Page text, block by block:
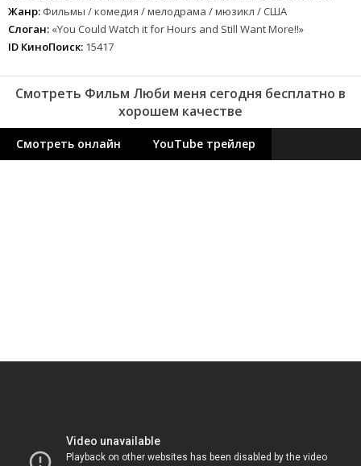
Жанр: Фильмы / комедия / мелодрама / мюзикл / США
Слоган: «You Could Watch it for Hours and Still Want More!!»
ID КиноПоиск: 15417
Смотреть Фильм Люби меня сегодня бесплатно в
хорошем качестве
Смотреть онлайн YouTube трейлер